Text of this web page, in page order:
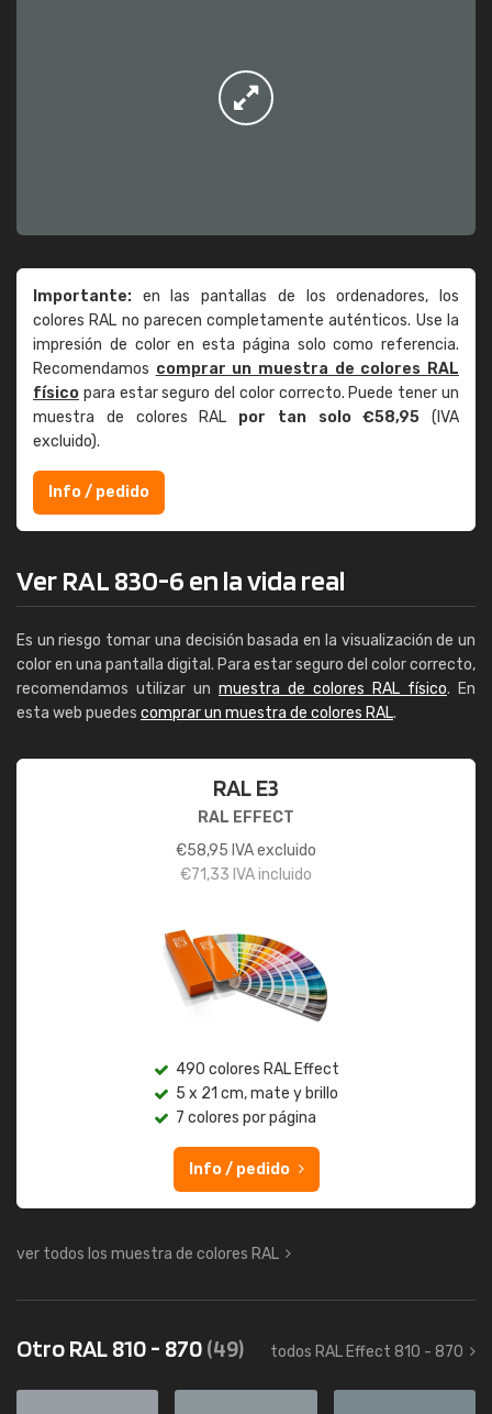
Importante: en las pantallas de los ordenadores, los
colores RAL no parecen completamente auténticos. Use la
impresión de color en esta página solo como referencia.
Recomendamos comprar un muestra de colores RAL
físico para estar seguro del color correcto. Puede tener un
muestra de colores RAL por tan solo €58,95 (IVA
excluido).
Info / pedido
Ver RAL 830-6 en la vida real
Es un riesgo tomar una decisión basada en la visualización de un
color en una pantalla digital. Para estar seguro del color correcto,
recomendamos utilizar un muestra de colores RAL físico. En
esta web puedes comprar un muestra de colores RAL.
RAL E3
RAL EFFECT
€58,95 IVA excluido
€71,33 IVA incluido
490 colores RAL Effect
5 x 21 cm, mate y brillo
7 colores por página
Info / pedido
ver todos los muestra de colores RAL
Otro RAL 810 - 870(49) todos RAL Effect 810 - 870